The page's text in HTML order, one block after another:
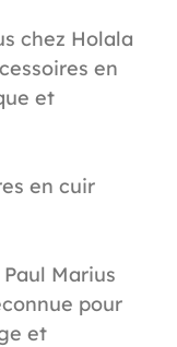
chez Holala
en
et
en cuir
Marius
pour
et